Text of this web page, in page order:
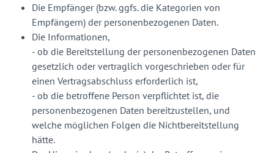
Die Empfänger (bzw. ggfs. die Kategorien von
Empfängern) der personenbezogenen Daten.
Die Informationen,
- ob die Bereitstellung der personenbezogenen Daten
gesetzlich oder vertraglich vorgeschrieben oder für
einen Vertragsabschluss erforderlich ist,
- ob die betroffene Person verpflichtet ist, die
personenbezogenen Daten bereitzustellen, und
welche möglichen Folgen die Nichtbereitstellung
hätte.